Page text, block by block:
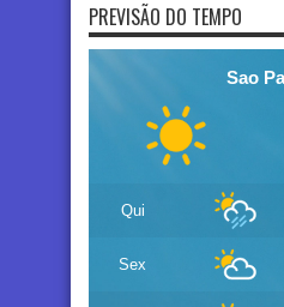
PREVISÃO DO TEMPO
Sao
Qui
Sex